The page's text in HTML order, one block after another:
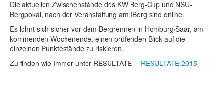
Die aktuellen Zwischenstände des KW Berg-Cup und NSU-
Bergpokal, nach der Veranstaltung am IBerg sind online.
Es lohnt sich sicher vor dem Bergrennen in Homburg/Saar, am
kommenden Wochenende, einen prüfenden Blick auf die
einzelnen Punktestände zu riskieren.
Zu finden wie Immer unter RESULTATE -- RESULTATE 2015